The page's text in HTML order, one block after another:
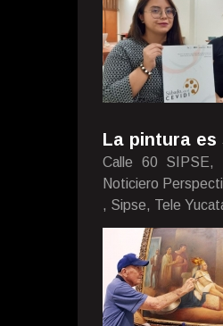
La pintura
Calle 60 SIPSE,
Noticiero
, Sipse, Tele